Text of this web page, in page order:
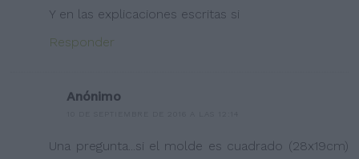
Y en las explicaciones escritas si
Responder
Anónimo
Una pregunta...si el molde es cuadrado (28x19cm)